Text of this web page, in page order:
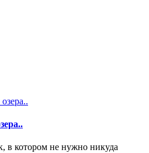
в котором не нужно никуда